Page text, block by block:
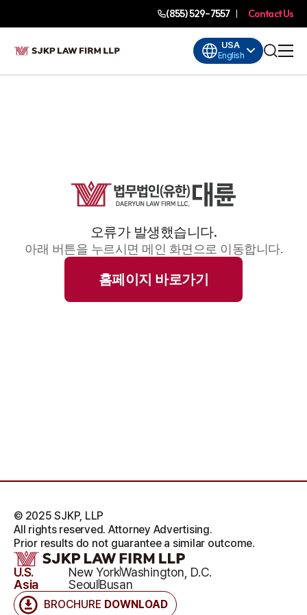
(855) 529-7557 Contact Us
USA
English
오류가 발생했습니다.
아래 버튼을 누르시면 메인 화면으로 이동합니다.
홈페이지 바로가기
BROCHURE DOWNLOAD
U.S. New YorkWashington, D.C.
Asia
SeoulBusan
© 2025 SJKP, LLP
All rights reserved. Attorney Advertising.
Prior results do not guarantee a similar outcome.